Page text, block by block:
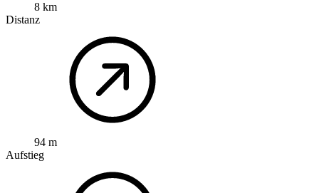
8 km
Distanz
94 m
Aufstieg